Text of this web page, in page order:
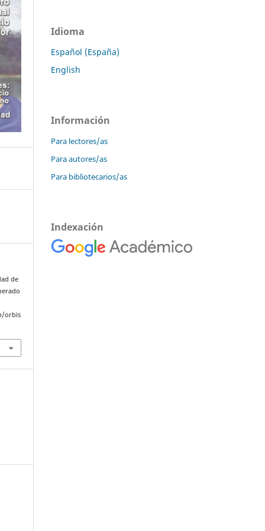
de
orbis
Idioma
Español (España)
English
Información
Para lectores/as
Para autores/as
Para bibliotecarios/as
Indexación